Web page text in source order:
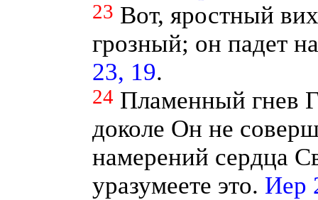
23 Вот, яростный
грозный; он падет
23, 19.
24 Пламенный гнев
доколе Он не
намерений сердца
уразумеете это. Иер